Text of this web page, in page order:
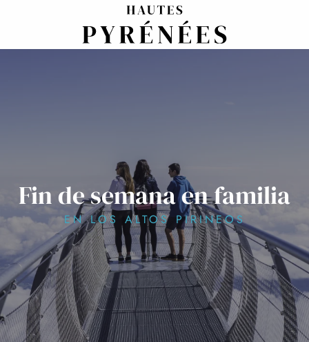
Fin de semana en familia
EN LOS ALTOS PIRINEOS